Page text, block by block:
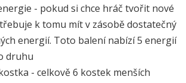
- pokud si chce hráč tvořit nové
k tomu mít v zásobě dostatečný
energií. Toto balení nabízí 5 energií
druhu
- celkově 6 kostek menších